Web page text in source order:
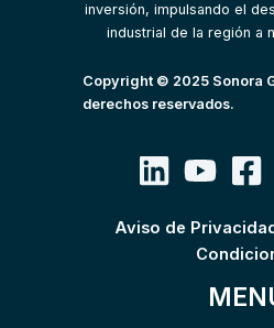
inversión, impulsando el
industrial de la región a
Copyright © 2025 Sonora
derechos reservados.
Aviso de